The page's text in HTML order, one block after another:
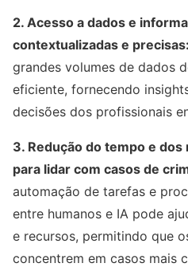
2. Acesso a dados e
contextualizadas e precisas:
grandes volumes de dados
eficiente, fornecendo
decisões dos profissionais
3. Redução do tempo e
para lidar com casos de
automação de tarefas e
entre humanos e IA pode
e recursos, permitindo que
concentrem em casos mais